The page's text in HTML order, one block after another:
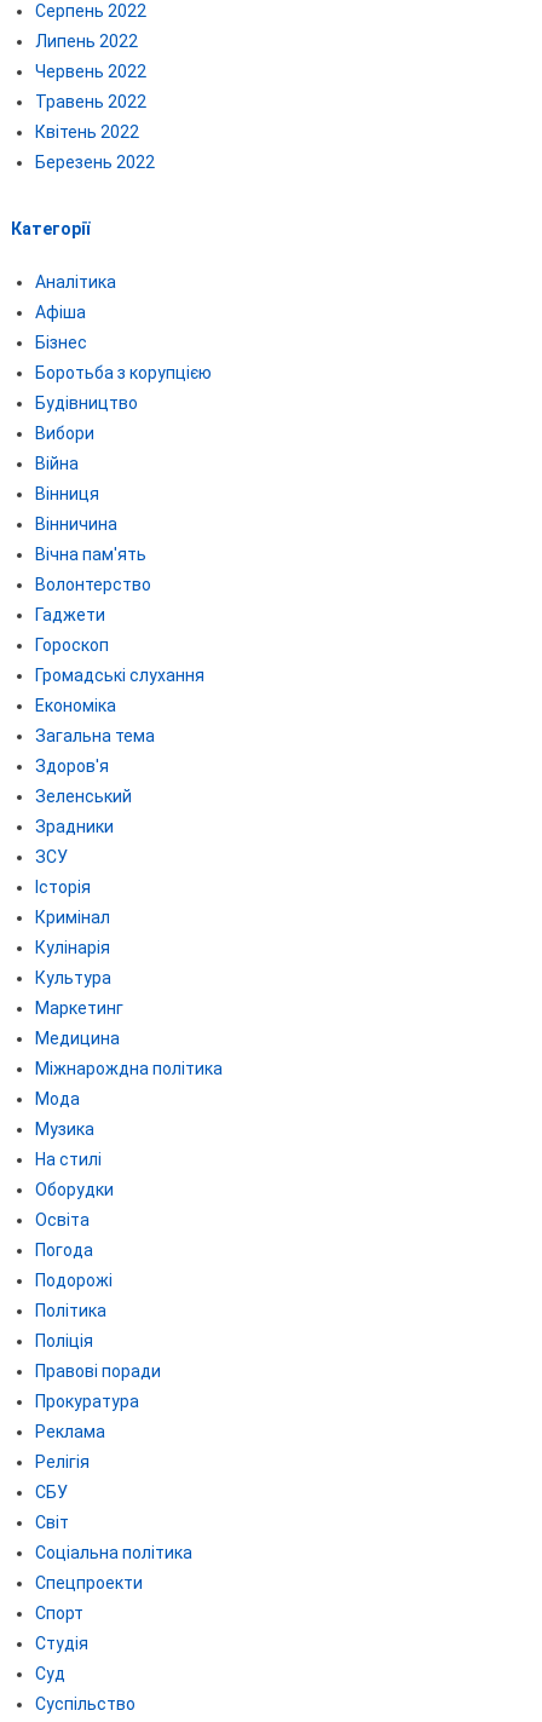
Серпень 2022
Липень 2022
Червень 2022
Травень 2022
Квітень 2022
Березень 2022
Категорії
Аналітика
Афіша
Бізнес
Боротьба з корупцією
Будівництво
Вибори
Війна
Вінниця
Вінничина
Вічна пам'ять
Волонтерство
Гаджети
Гороскоп
Громадські слухання
Економіка
Загальна тема
Здоров'я
Зеленський
Зрадники
ЗСУ
Історія
Кримінал
Кулінарія
Культура
Маркетинг
Медицина
Міжнарождна політика
Мода
Музика
На стилі
Оборудки
Освіта
Погода
Подорожі
Політика
Поліція
Правові поради
Прокуратура
Реклама
Релігія
СБУ
Світ
Соціальна політика
Спецпроекти
Спорт
Студія
Суд
Суспільство